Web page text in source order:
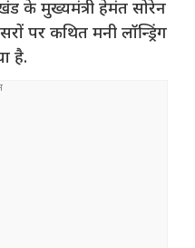
के मुख्यमंत्री हेमंत सोरेन
पर कथित मनी लॉन्ड्रिंग
है.